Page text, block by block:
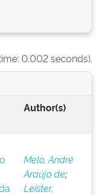
0.002 seconds).
Author(s)
Melo, André
Araújo de;
Leister,